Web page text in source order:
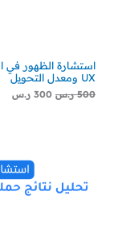
UX ومعدل التحويل
500 ر.س 300 ر.س
229 ر.س.